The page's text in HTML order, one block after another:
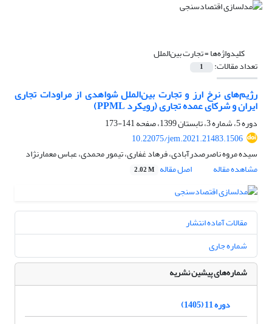
کلیدواژه‌ها =تجارت بین‌الملل
تعداد مقالات: 1
رژیم‌های نرخ ارز و تجارت بین‌الملل شواهدی از مراودات تجاری
ایران و شرکای عمده تجاری (رویکرد ‌PPML)
دوره 5، شماره 3، تابستان 1399، صفحه
141-173
10.22075/jem.2021.21483.1506
سیده مروه ناصرصدرآبادی، فرهاد غفاری، تیمور محمدی، عباس معمارنژاد
مشاهده مقاله
اصل مقاله 2.02 M
مقالات آماده انتشار
شماره جاری
شماره‌های پیشین نشریه
دوره 11 (1405)